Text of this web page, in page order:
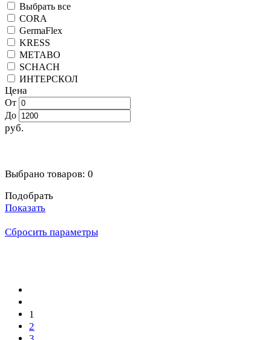
Выбрать все
CORA
GermaFlex
KRESS
METABO
SCHACH
ИНТЕРСКОЛ
Цена
От
До
руб.
Выбрано товаров: 0
Подобрать
Показать
Сбросить параметры
1
2